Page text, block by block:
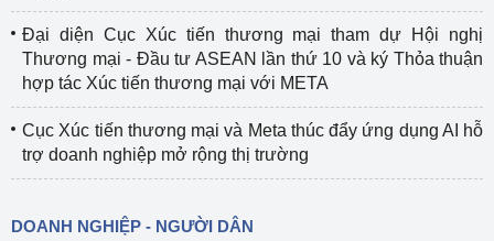
Đại diện Cục Xúc tiến thương mại tham dự Hội nghị
Thương mại - Đầu tư ASEAN lần thứ 10 và ký Thỏa thuận
hợp tác Xúc tiến thương mại với META
Cục Xúc tiến thương mại và Meta thúc đẩy ứng dụng AI hỗ
trợ doanh nghiệp mở rộng thị trường
DOANH NGHIỆP - NGƯỜI DÂN